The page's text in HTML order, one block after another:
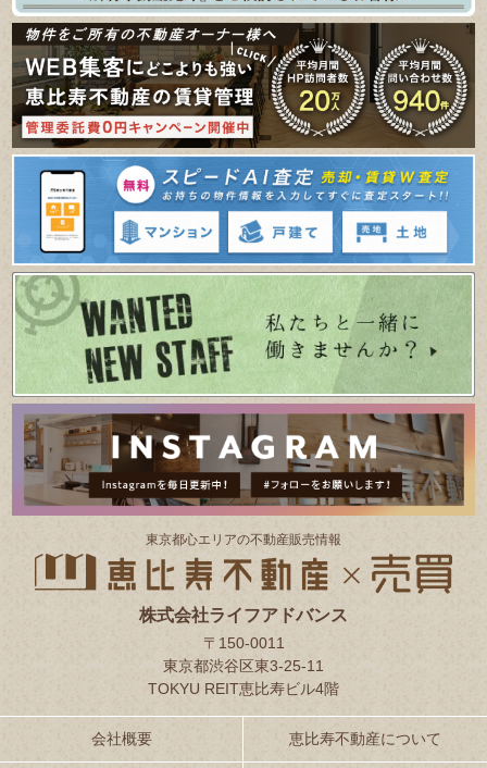
東京都⼼エリアの不動産販売情報
株式会社ライフアドバンス
〒150-0011
東京都渋谷区東3-25-11
TOKYU REIT恵比寿ビル4階
会社概要 恵比寿不動産について